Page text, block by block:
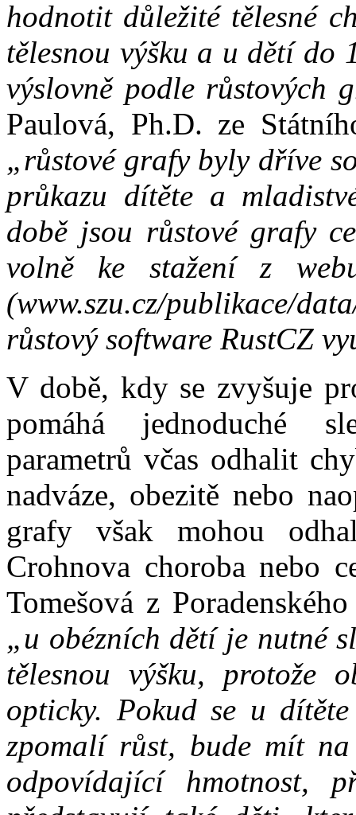
hodnotit důležité tělesné
tělesnou výšku a u dětí do
výslovně podle růstových
Paulová, Ph.D. ze
„růstové grafy byly dříve
průkazu dítěte a
době jsou růstové grafy
volně ke stažení z
(www.szu.cz/publikace/
růstový software RustCZ
V době, kdy se zvyšuje
pomáhá jednoduché
parametrů včas odhalit
nadváze, obezitě nebo
grafy však mohou
Crohnova choroba nebo
Tomešová z
„u obézních dětí je nutné
tělesnou výšku, protože
opticky. Pokud se u
zpomalí růst, bude mít
odpovídající hmotnost,